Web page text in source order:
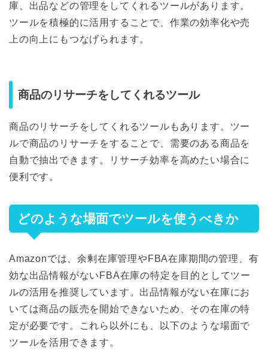
庫、出品などの管理をしてくれるツールがあります。
ツールを積極的に活用することで、作業の効率化や売
上の向上にもつなげられます。
商品のリサーチをしてくれるツール
商品のリサーチをしてくれるツールもあります。ツー
ルで商品のリサーチをすることで、需要のある商品を
自動で抽出できます。リサーチ効率を高めたい場合に
便利です。
どのような場面でツールを使うべきか
Amazonでは、余剰在庫管理やFBA在庫期間の管理、有
効な出品情報がないFBA在庫の特定を目的としてツー
ルの活用を推奨しています。出品情報がない在庫にお
いては商品の販売を開始できないため、その在庫の特
定が必要です。これら以外にも、以下のような場面で
ツールを活用できます。